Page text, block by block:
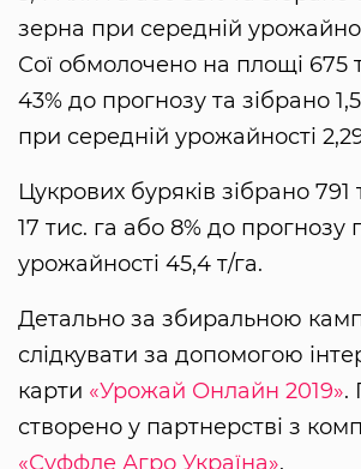
зерна при середній
Сої обмолочено на площі 675
43% до прогнозу та зібрано
при середній урожайності
Цукрових буряків зібрано 791
17 тис. га або 8% до прогнозу
урожайності 45,4 т/га.
Детально за збиральною
слідкувати за допомогою
карти «Урожай Онлайн 2019».
створено у партнерстві з
«Суффле Агро Україна».